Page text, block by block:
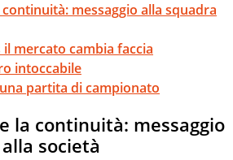
messaggio alla squadra
il mercato cambia faccia
intoccabile
partita di campionato
la continuità: messaggio
società